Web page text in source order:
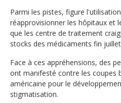
Parmi les pistes, figure
réapprovisionner les hôpitaux et
que les centre de traitement
stocks des médicaments fin
Face à ces appréhensions, des
ont manifesté contre les coupes
américaine pour le
stigmatisation.